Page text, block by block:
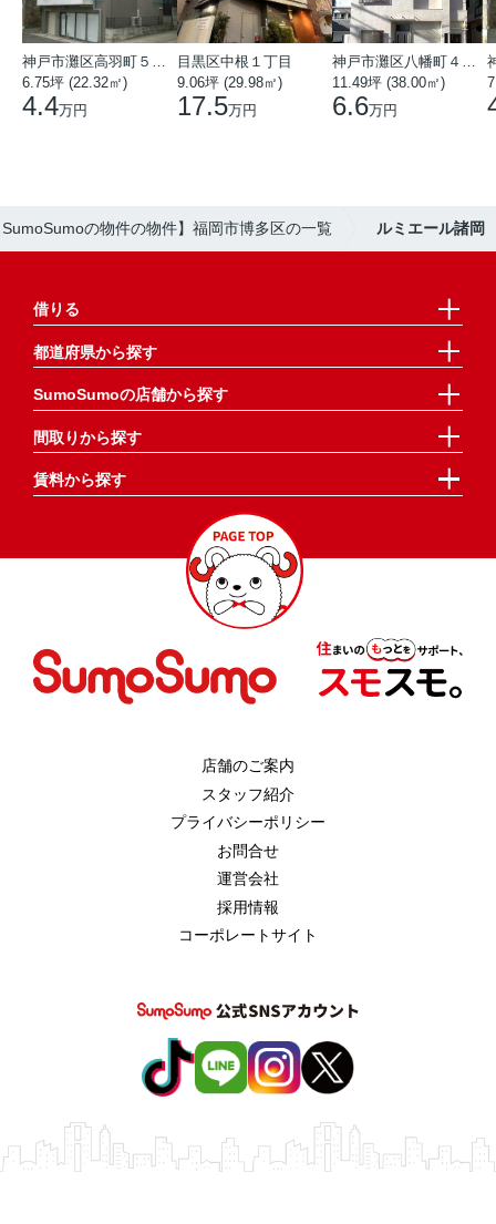
6.75坪 (22.32㎡)
4.4万円
目黒区中根１丁目
9.06坪 (29.98㎡)
17.5万円
11.49坪 (38.00㎡)
6.6万円
の物件の物件】福岡市博多区の一覧 ルミエール諸岡
借りる
都道府県から探す
SumoSumoの店舗から探す
間取りから探す
賃料から探す
店舗のご案内
スタッフ紹介
プライバシーポリシー
お問合せ
運営会社
採用情報
コーポレートサイト